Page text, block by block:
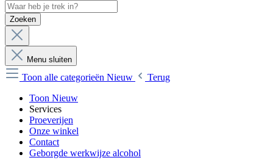
Zoeken
Menu sluiten
Toon alle categorieën Nieuw
Terug
Toon Nieuw
Services
Proeverijen
Onze winkel
Contact
Geborgde werkwijze alcohol